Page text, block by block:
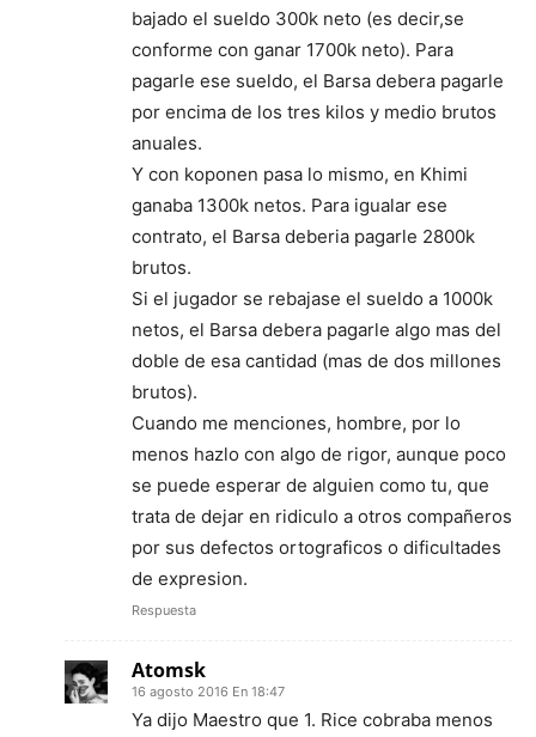
bajado el sueldo 300k neto (es decir,se
conforme con ganar 1700k neto). Para
pagarle ese sueldo, el Barsa debera pagarle
por encima de los tres kilos y medio brutos
anuales.
Y con koponen pasa lo mismo, en Khimi
ganaba 1300k netos. Para igualar ese
contrato, el Barsa deberia pagarle 2800k
brutos.
Si el jugador se rebajase el sueldo a 1000k
netos, el Barsa debera pagarle algo mas del
doble de esa cantidad (mas de dos millones
brutos).
Cuando me menciones, hombre, por lo
menos hazlo con algo de rigor, aunque poco
se puede esperar de alguien como tu, que
trata de dejar en ridiculo a otros compañeros
por sus defectos ortograficos o dificultades
de expresion.
Respuesta
Atomsk
16 agosto 2016 En 18:47
Ya dijo Maestro que 1. Rice cobraba menos